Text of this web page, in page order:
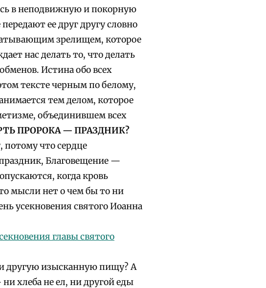
в неподвижную и покорную
ее друг другу словно
зрелищем, которое
нас делать то, что делать
Истина обо всех
тексте черным по белому,
тем делом, которое
объединившем всех
ПРОРОКА — ПРАЗДНИК?
потому что сердце
Благовещение —
когда кровь
мысли нет о чем бы то ни
усекновения святого Иоанна
главы святого
другую изысканную пищу? А
хлеба не ел, ни другой еды